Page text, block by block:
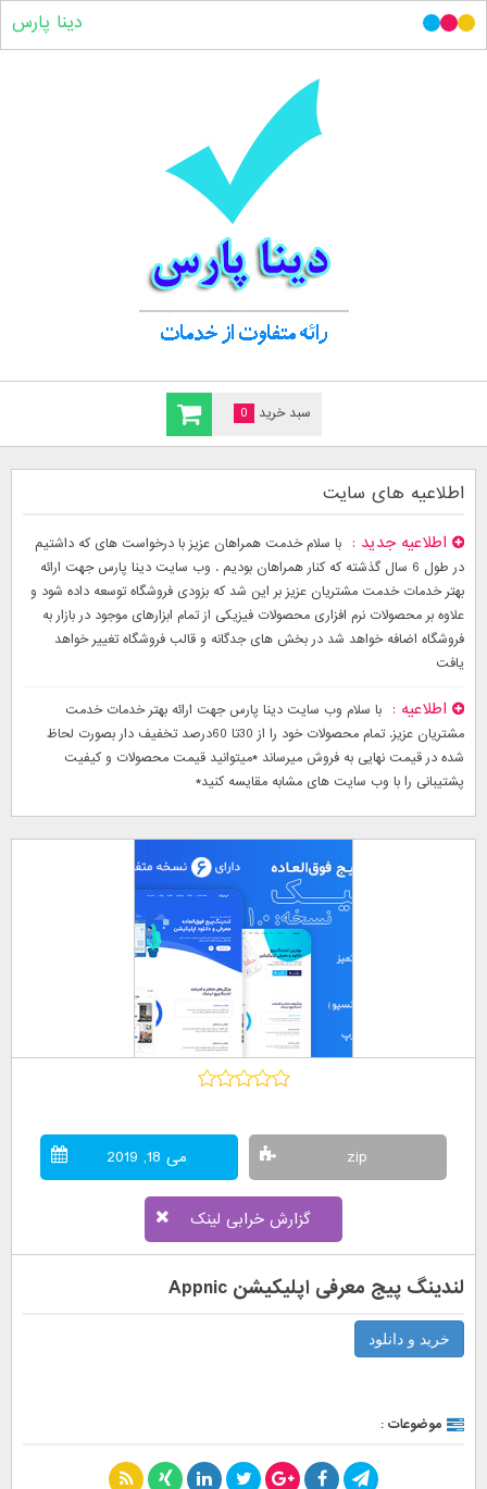
سبد خرید 0
دینا پارس
اطلاعیه های سایت
اطلاعیه جدید
با سلام خدمت همراهان عزیز با درخواست های که داشتیم
در طول 6 سال گذشته که کنار همراهان بودیم . وب سایت دینا پارس جهت ارائه
بهتر خدمات خدمت مشتریان عزیز بر این شد که بزودی فروشگاه توسعه داده شود و
علاوه بر محصولات نرم افزاری محصولات فیزیکی از تمام ابزارهای موجود در بازار به
فروشگاه اضافه خواهد شد در بخش های جدگانه و قالب فروشگاه تغییر خواهد
یافت
اطلاعیه
با سلام وب سایت دینا پارس جهت ارائه بهتر خدمات خدمت
مشتریان عزیز. تمام محصولات خود را از 30تا 60درصد تخفیف دار بصورت لحاظ
شده در قیمت نهایی به فروش میرساند *میتوانید قیمت محصولات و کیفیت
پشتیبانی را با وب سایت های مشابه مقایسه کنید*
zip می 18, 2019
گزارش خرابی لینک
لندینگ پیج معرفی اپلیکیشن Appnic
خرید و دانلود
موضوعات :